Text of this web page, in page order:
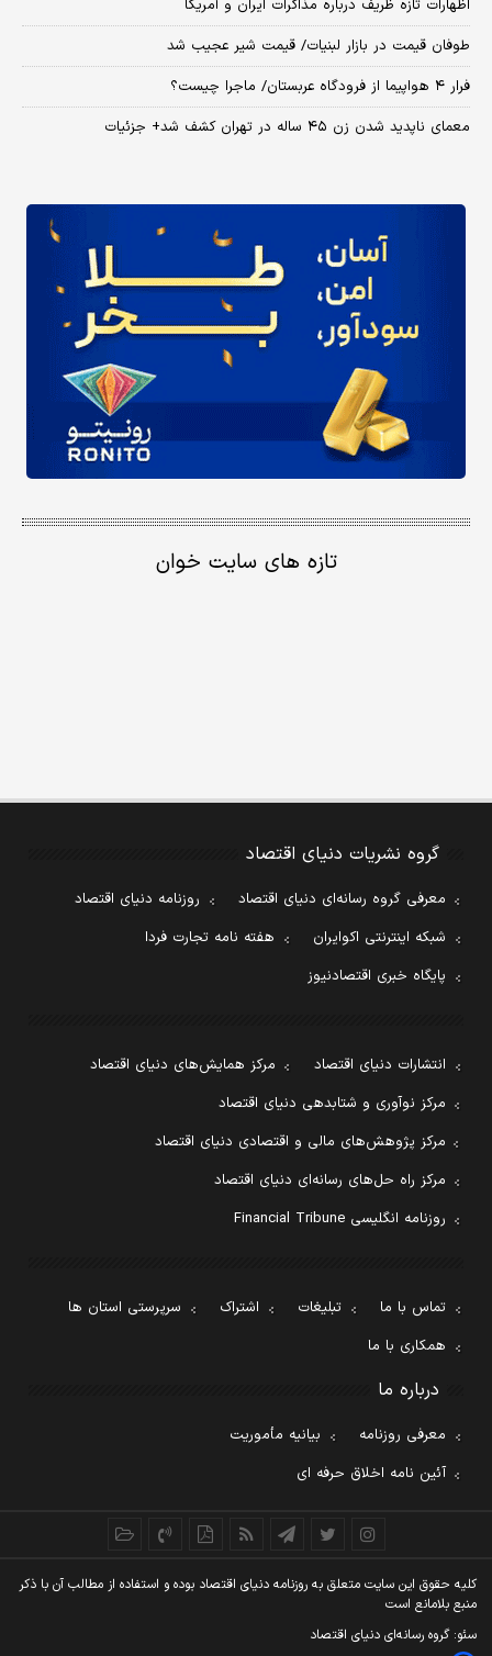
اظهارات تازه ظریف درباره مذاکرات ایران و آمریکا
طوفان قیمت در بازار لبنیات/ قیمت شیر عجیب شد
فرار ۴ هواپیما از فرودگاه عربستان/ ماجرا چیست؟
معمای ناپدید شدن زن ۴۵ ساله در تهران کشف شد+ جزئیات
تازه های سایت خوان
گروه نشریات دنیای اقتصاد
معرفی گروه رسانه‌ای دنیای اقتصاد
روزنامه دنیای اقتصاد
شبکه اینترنتی اکوایران
هفته نامه تجارت فردا
پایگاه خبری اقتصادنیوز
انتشارات دنیای اقتصاد
مرکز همایش‌های دنیای اقتصاد
مرکز نوآوری و شتابدهی دنیای اقتصاد
مرکز پژوهش‌های مالی و اقتصادی دنیای اقتصاد
مرکز راه حل‌های رسانه‌ای دنیای اقتصاد
روزنامه انگلیسی Financial Tribune
تماس با ما تبلیغات اشتراک
سرپرستی استان ها
همکاری با ما
درباره ما
معرفی روزنامه
بیانیه مأموریت
آئین نامه اخلاق حرفه ای
کليه حقوق اين سايت متعلق به روزنامه دنيای اقتصاد بوده و استفاده از مطالب آن با ذکر
منبع بلامانع است
سئو: گروه رسانه‌ای دنیای اقتصاد